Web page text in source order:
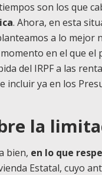
son los que
. Ahora, en esta
a lo mejor
en el que
del IRPF a las
incluir ya en los
la
bien, en lo que
Estatal, cuyo